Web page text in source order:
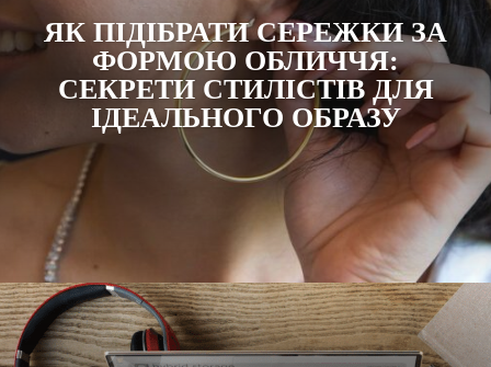
ЯК ПІДІБРАТИ СЕРЕЖКИ ЗА
ФОРМОЮ ОБЛИЧЧЯ:
СЕКРЕТИ СТИЛІСТІВ ДЛЯ
ІДЕАЛЬНОГО ОБРАЗУ